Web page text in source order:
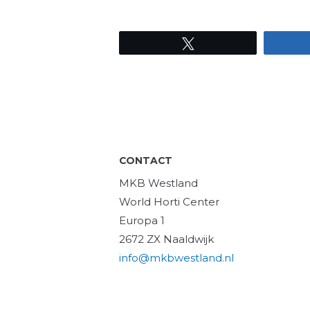
CONTACT
MKB Westland
World Horti Center
Europa 1
2672 ZX Naaldwijk
info@mkbwestland.nl